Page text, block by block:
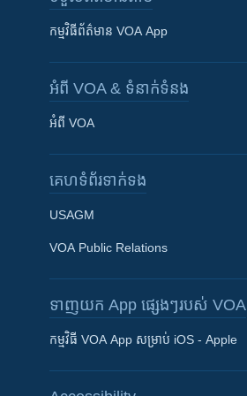
Khmer English
កម្មវិធី​ព័ត៌មាន VOA App
អំពី​ VOA & ទំនាក់ទំនង
អំពី​ VOA
គេហទំព័រ​​ទាក់ទង
USAGM
VOA Public Relations
ទាញយក​ App ផ្សេងៗ​របស់​ VOA
កម្មវិធី​ VOA App សម្រាប់ iOS - Apple